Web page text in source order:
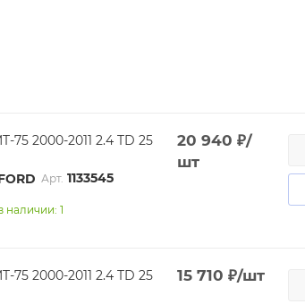
75 2000-2011 2.4 TD 25
Арт. 1133545
наличии: 1
20 940 ₽/
шт
75 2000-2011 2.4 TD 25 15 710 ₽/шт